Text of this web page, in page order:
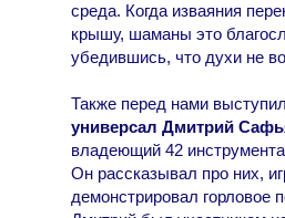
среда. Когда изваяния
крышу, шаманы это
убедившись, что духи не
Также перед нами выступил
универсал Дмитрий
владеющий 42
Он рассказывал про них,
демонстрировал горловое